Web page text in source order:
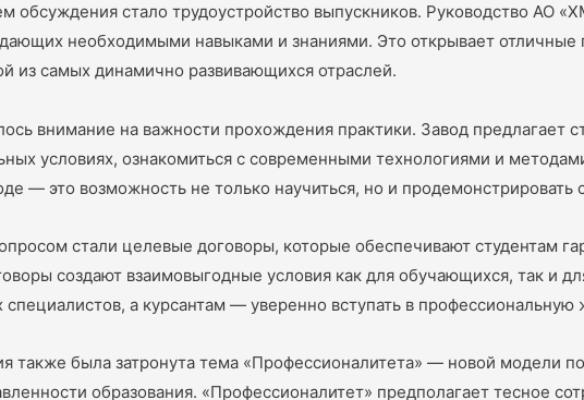
обсуждения стало трудоустройство выпускников. Руководство АО
необходимыми навыками и знаниями. Это открывает отличные
из самых динамично развивающихся отраслей.
внимание на важности прохождения практики. Завод предлагает
условиях, ознакомиться с современными технологиями и
— это возможность не только научиться, но и
стали целевые договоры, которые обеспечивают студентам
создают взаимовыгодные условия как для обучающихся, так и
а курсантам — уверенно вступать в профессиональную
также была затронута тема «Профессионалитета» — новой модели
образования. «Профессионалитет» предполагает тесное